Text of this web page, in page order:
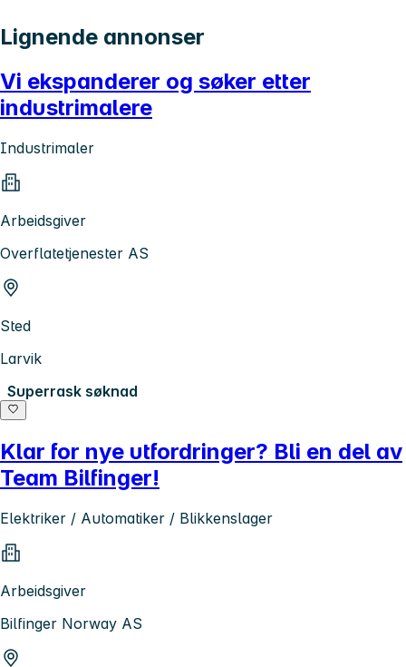
Lignende annonser
Vi ekspanderer og søker etter
industrimalere
Industrimaler
Arbeidsgiver
Overflatetjenester AS
Sted
Larvik
Superrask søknad
Klar for nye utfordringer? Bli en del av
Team Bilfinger!
Elektriker / Automatiker / Blikkenslager
Arbeidsgiver
Bilfinger Norway AS